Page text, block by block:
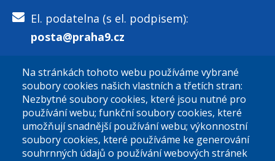
El. podatelna (s el. podpisem):
posta@praha9.cz
El. podatelna (bez el. podpisu):
podatelna@praha9.cz
Na stránkách tohoto webu používáme vybrané
soubory cookies našich vlastních a třetích stran:
Nezbytné soubory cookies, které jsou nutné pro
používání webu; funkční soubory cookies, které
umožňují snadnější používání webu; výkonnostní
soubory cookies, které používáme ke generování
souhrnných údajů o používání webových stránek